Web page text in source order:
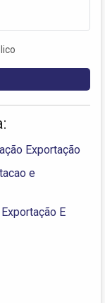
Exportação
e
E